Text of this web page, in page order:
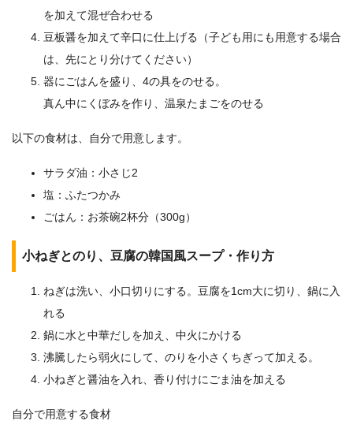
を加えて混ぜ合わせる
豆板醤を加えて辛口に仕上げる（子ども用にも用意する場合
は、先にとり分けてください）
器にごはんを盛り、4の具をのせる。
真ん中にくぼみを作り、温泉たまごをのせる
以下の食材は、自分で用意します。
サラダ油：小さじ2
塩：ふたつかみ
ごはん：お茶碗2杯分（300g）
小ねぎとのり、豆腐の韓国風スープ・作り方
ねぎは洗い、小口切りにする。豆腐を1cm大に切り、鍋に入
れる
鍋に水と中華だしを加え、中火にかける
沸騰したら弱火にして、のりを小さくちぎって加える。
小ねぎと醤油を入れ、香り付けにごま油を加える
自分で用意する食材